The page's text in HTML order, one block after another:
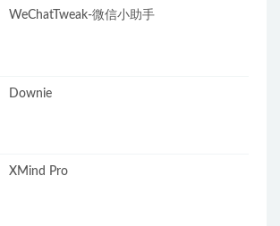
WeChatTweak-微信小助手
Downie
XMind Pro